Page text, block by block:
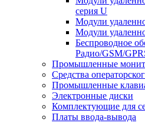
серия U
Модули
Модули
Беспроводное
Радио/GSM/
Промышленные
Средства
Промышленные
Электронные диски
Комплектующие для
Платы ввода-вывода